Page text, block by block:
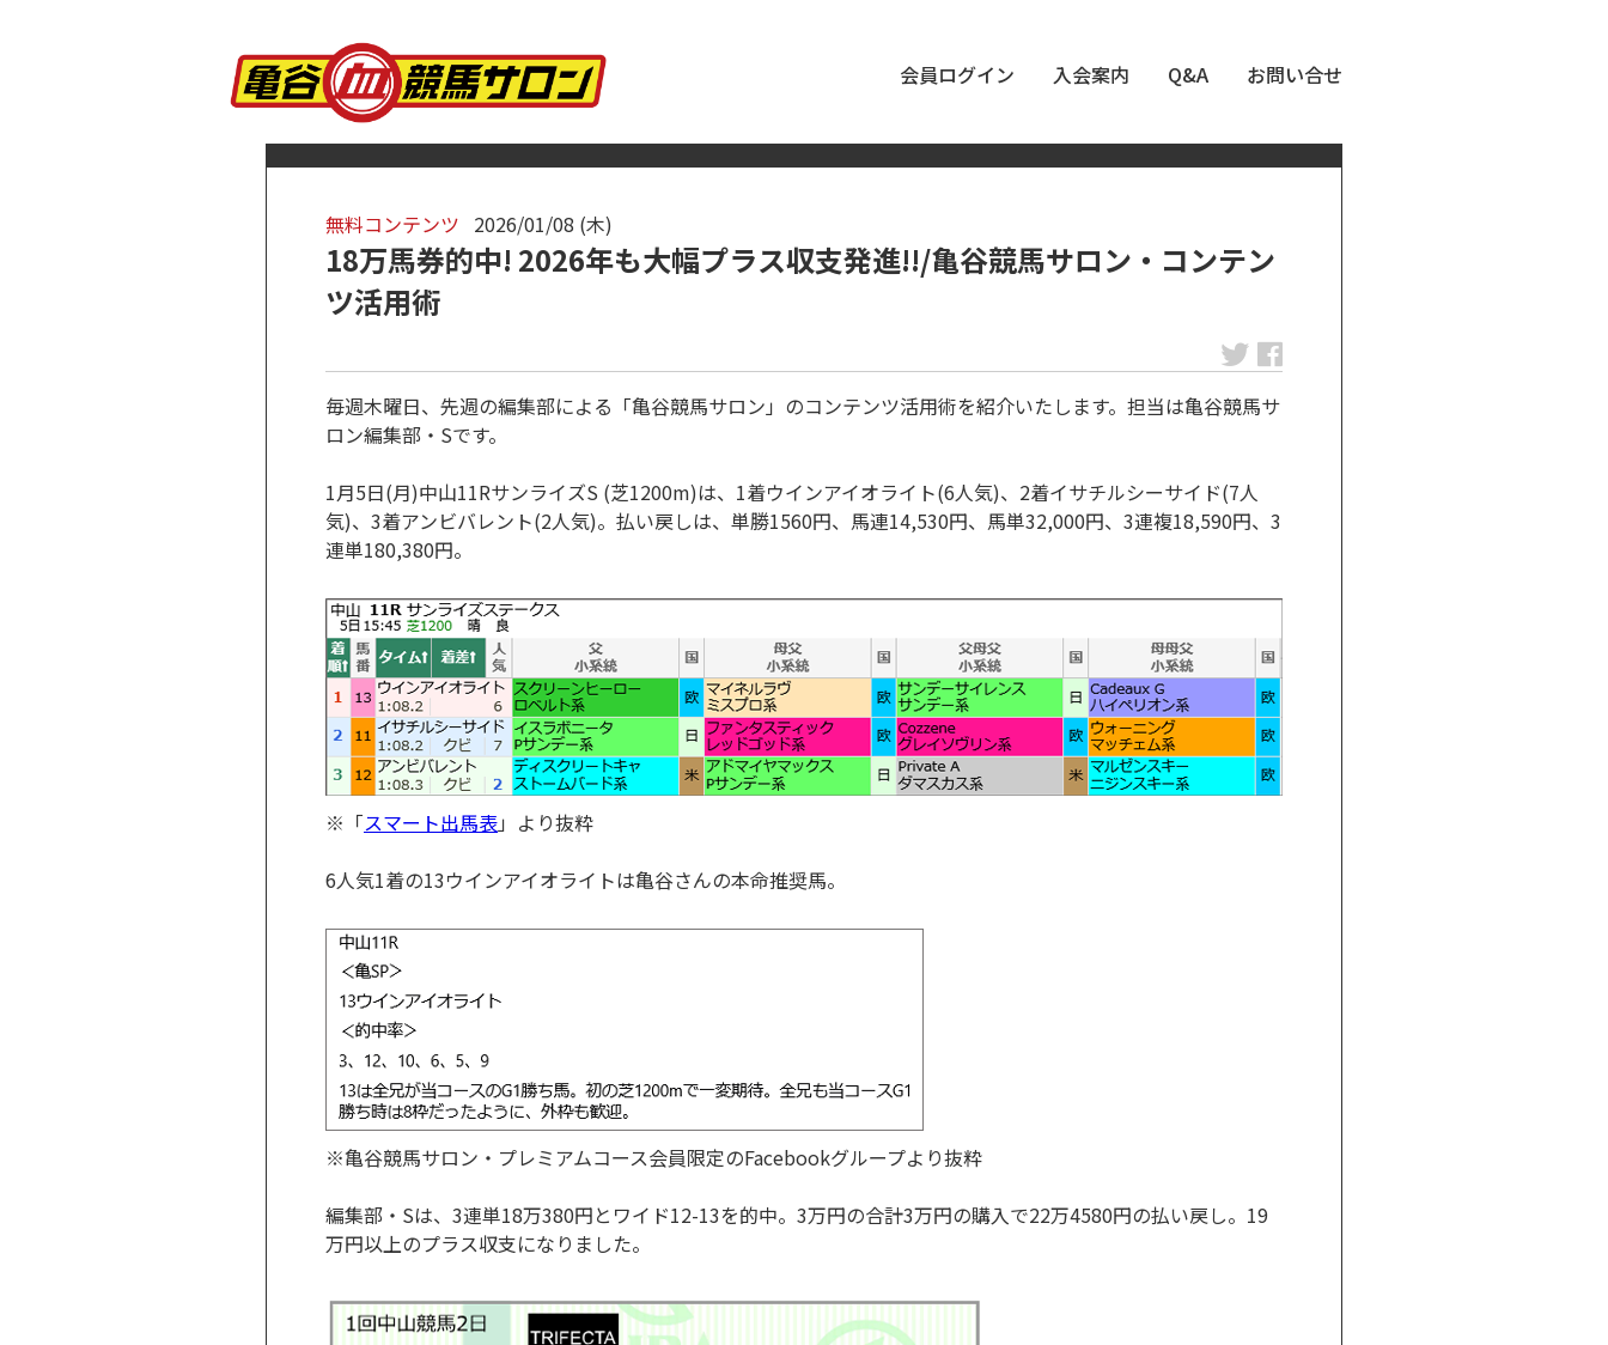
会員ログイン 入会案内 Q&A お問い合せ
無料コンテンツ 2026/01/08 (木)
18万馬券的中! 2026年も大幅プラス収支発進!!/亀谷競馬サロン・コンテン
ツ活用術
毎週木曜日、先週の編集部による「亀谷競馬サロン」のコンテンツ活用術を紹介いたします。担当は亀谷競馬サ
ロン編集部・Sです。
1月5日(月)中山11RサンライズS (芝1200m)は、1着ウインアイオライト(6人気)、2着イサチルシーサイド(7人
気)、3着アンビバレント(2人気)。払い戻しは、単勝1560円、馬連14,530円、馬単32,000円、3連複18,590円、3
連単180,380円。
※「スマート出馬表」より抜粋
6人気1着の13ウインアイオライトは亀谷さんの本命推奨馬。
※亀谷競馬サロン・プレミアムコース会員限定のFacebookグループより抜粋
編集部・Sは、3連単18万380円とワイド12-13を的中。3万円の合計3万円の購入で22万4580円の払い戻し。19
万円以上のプラス収支になりました。